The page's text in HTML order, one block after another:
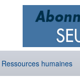
Ressources humaines